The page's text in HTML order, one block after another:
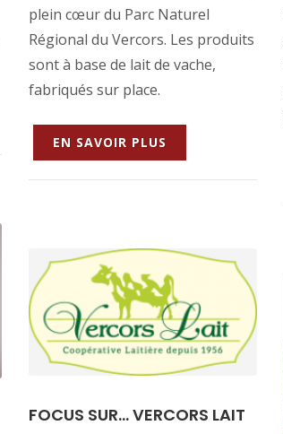
plein cœur du Parc Naturel
Régional du Vercors. Les produits
sont à base de lait de vache,
fabriqués sur place.
EN SAVOIR PLUS
FOCUS SUR... VERCORS LAIT